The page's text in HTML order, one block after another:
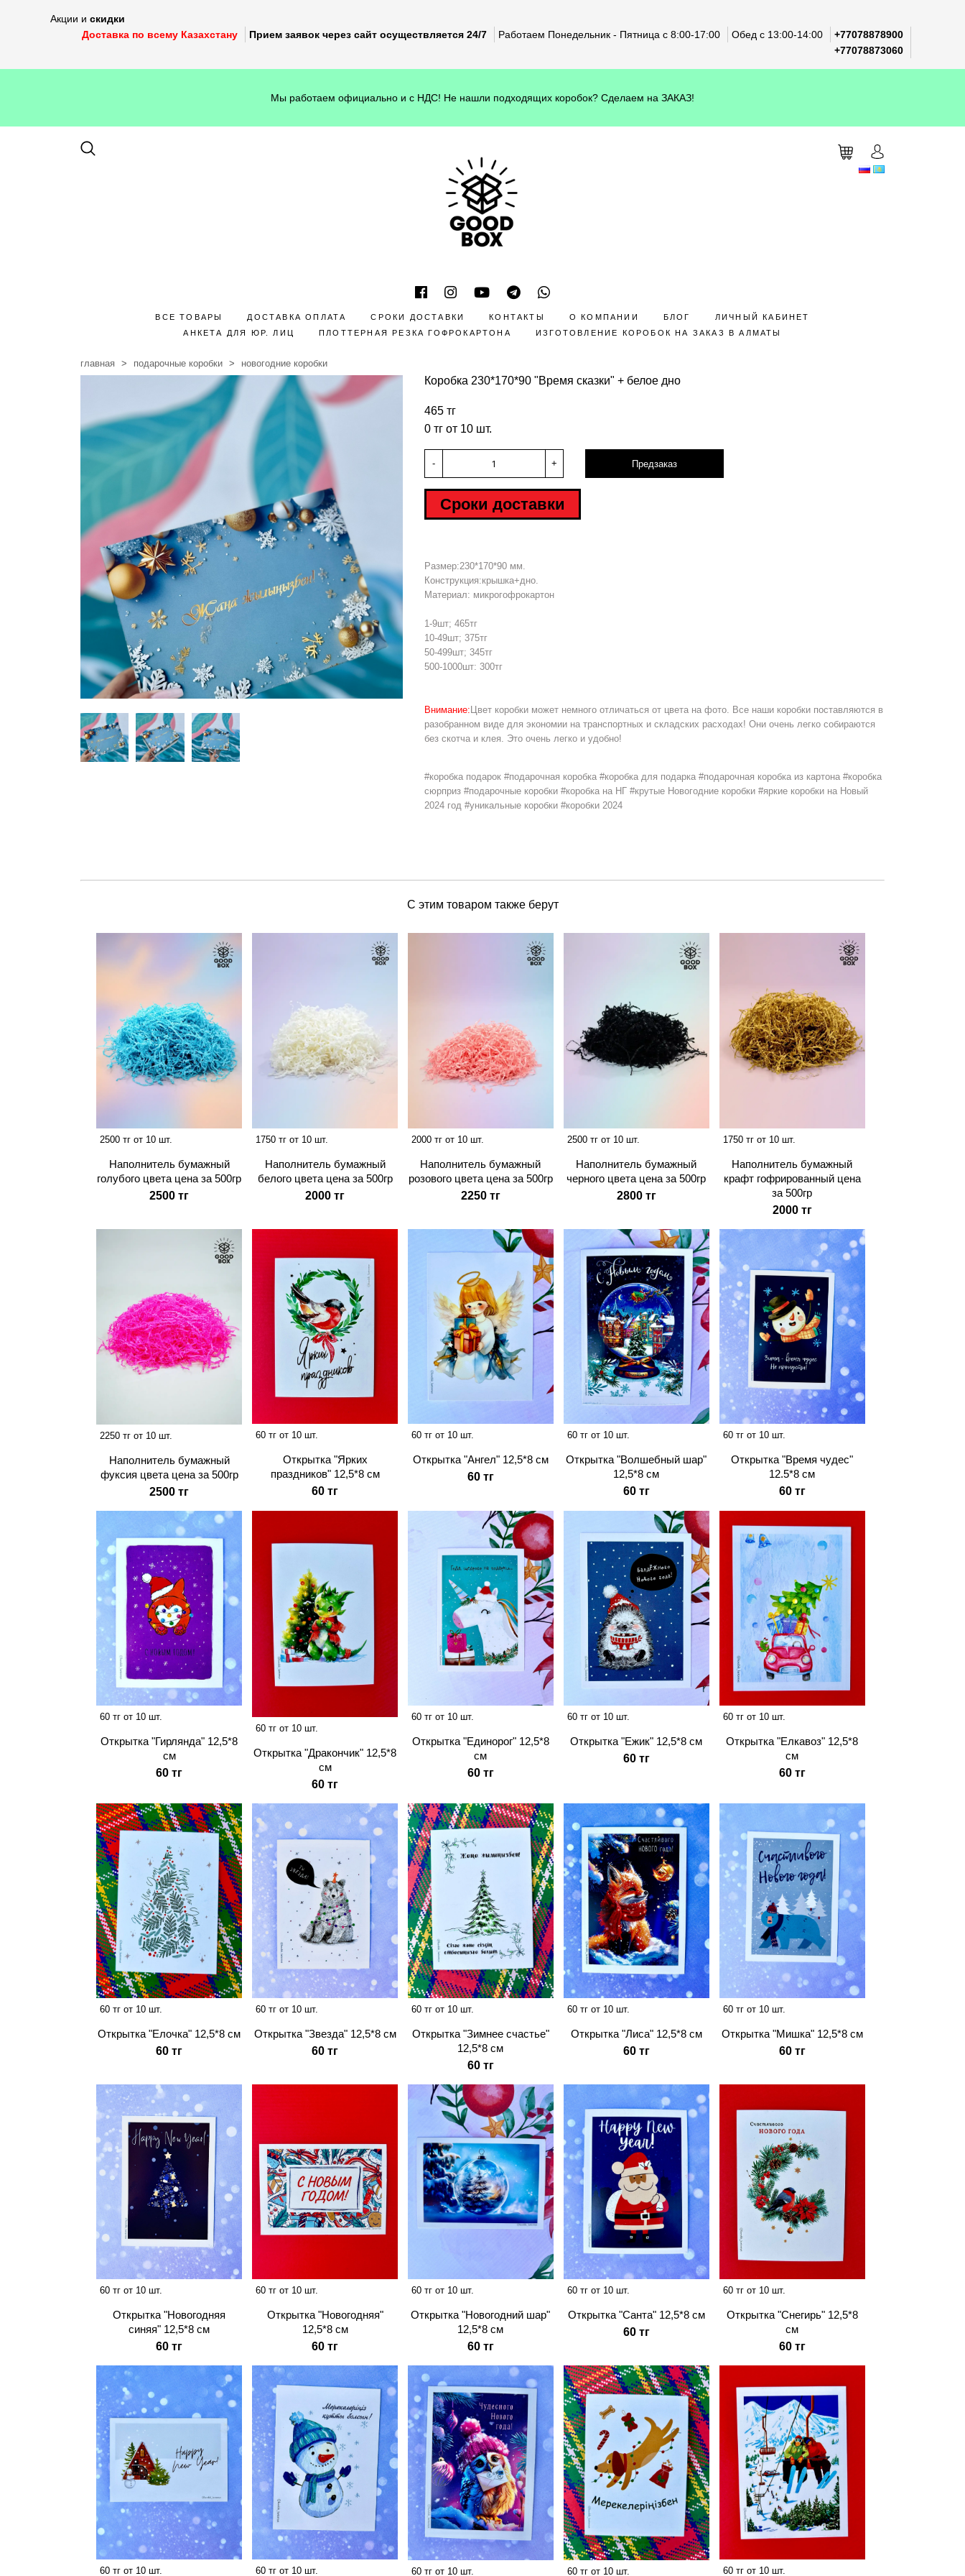
Акции и скидки
Доставка по всему Казахстану
Прием заявок через сайт осуществляется 24/7 Работаем Понедельник - Пятница с 8:00-17:00 Обед с 13:00-14:00
+77078878900
+77078873060
Мы работаем официально и с НДС! Не нашли подходящих коробок? Сделаем на ЗАКАЗ!
ВСЕ ТОВАРЫ ДОСТАВКА ОПЛАТА СРОКИ ДОСТАВКИ КОНТАКТЫ О КОМПАНИИ БЛОГ
ЛИЧНЫЙ КАБИНЕТ
АНКЕТА ДЛЯ ЮР. ЛИЦ
ПЛОТТЕРНАЯ РЕЗКА ГОФРОКАРТОНА ИЗГОТОВЛЕНИЕ КОРОБОК НА ЗАКАЗ В АЛМАТЫ
главная подарочные коробки новогодние коробки
Hover to zoom Hover to zoom
Коробка 230*170*90 "Время сказки" + белое дно
465 тг
0 тг от 10 шт.
- + Предзаказ
Сроки доставки
Размер:230*170*90 мм.
Конструкция:крышка+дно.
Материал: микрогофрокартон
1-9шт; 465тг
10-49шт; 375тг
50-499шт; 345тг
500-1000шт: 300тг
Внимание: Цвет коробки может немного отличаться от цвета на фото. Все наши коробки поставляются в
разобранном виде для экономии на транспортных и складских расходах! Они очень легко собираются
без скотча и клея. Это очень легко и удобно!
#коробка подарок #подарочная коробка #коробка для подарка #подарочная коробка из картона #коробка
сюрприз #подарочные коробки #коробка на НГ #крутые Новогодние коробки #яркие коробки на Новый
2024 год #уникальные коробки #коробки 2024
С этим товаром также берут
2500 тг от 10 шт.
Наполнитель бумажный
голубого цвета цена за 500гр
2500 тг
1750 тг от 10 шт.
Наполнитель бумажный
белого цвета цена за 500гр
2000 тг
2000 тг от 10 шт.
Наполнитель бумажный
розового цвета цена за 500гр
2250 тг
2500 тг от 10 шт.
Наполнитель бумажный
черного цвета цена за 500гр
2800 тг
1750 тг от 10 шт.
Наполнитель бумажный
крафт гофрированный цена
за 500гр
2000 тг
2250 тг от 10 шт.
Наполнитель бумажный
фуксия цвета цена за 500гр
2500 тг
60 тг от 10 шт.
Открытка "Ярких
праздников" 12,5*8 см
60 тг
60 тг от 10 шт.
Открытка "Ангел" 12,5*8 см
60 тг
60 тг от 10 шт.
Открытка "Волшебный шар"
12,5*8 см
60 тг
60 тг от 10 шт.
Открытка "Время чудес"
12.5*8 см
60 тг
60 тг от 10 шт.
Открытка "Гирлянда" 12,5*8
см
60 тг
60 тг от 10 шт.
Открытка "Дракончик" 12,5*8
см
60 тг
60 тг от 10 шт.
Открытка "Единорог" 12,5*8
см
60 тг
60 тг от 10 шт.
Открытка "Ежик" 12,5*8 см
60 тг
60 тг от 10 шт.
Открытка "Елкавоз" 12,5*8
см
60 тг
60 тг от 10 шт.
Открытка "Елочка" 12,5*8 см
60 тг
60 тг от 10 шт.
Открытка "Звезда" 12,5*8 см
60 тг
60 тг от 10 шт.
Открытка "Зимнее счастье"
12,5*8 см
60 тг
60 тг от 10 шт.
Открытка "Лиса" 12,5*8 см
60 тг
60 тг от 10 шт.
Открытка "Мишка" 12,5*8 см
60 тг
60 тг от 10 шт.
Открытка "Новогодняя
синяя" 12,5*8 см
60 тг
60 тг от 10 шт.
Открытка "Новогодняя"
12,5*8 см
60 тг
60 тг от 10 шт.
Открытка "Новогодний шар"
12,5*8 см
60 тг
60 тг от 10 шт.
Открытка "Санта" 12,5*8 см
60 тг
60 тг от 10 шт.
Открытка "Снегирь" 12,5*8
см
60 тг
60 тг от 10 шт. 60 тг от 10 шт. 60 тг от 10 шт. 60 тг от 10 шт. 60 тг от 10 шт.